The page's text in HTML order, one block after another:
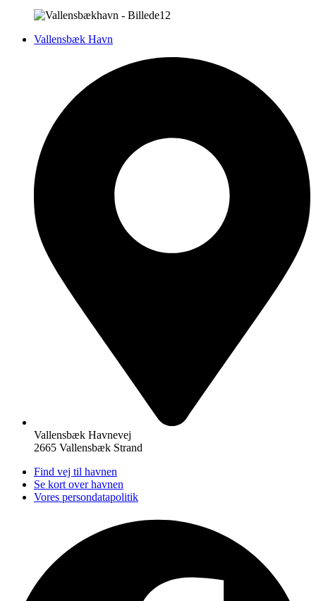
Vallensbæk Havn
Vallensbæk Havnevej
2665 Vallensbæk Strand
Find vej til havnen
Se kort over havnen
Vores persondatapolitik